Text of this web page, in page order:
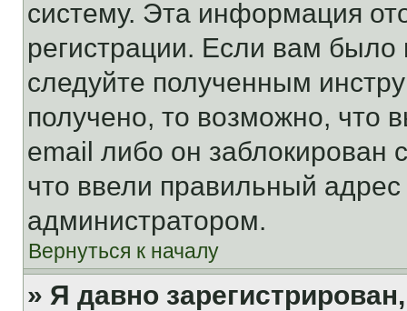
систему. Эта информация
регистрации. Если вам
следуйте полученным
получено, то возможно, что
email либо он
что ввели правильный адрес
администратором.
Вернуться к началу
» Я давно